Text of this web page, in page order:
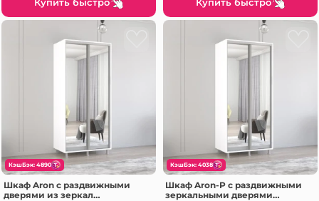
Купить быстро Купить быстро
КэшБэк: 4890
Шкаф Aron с раздвижными
дверями из зеркал
КэшБэк: 4038
Шкаф Aron-P с раздвижными
зеркальными дверями